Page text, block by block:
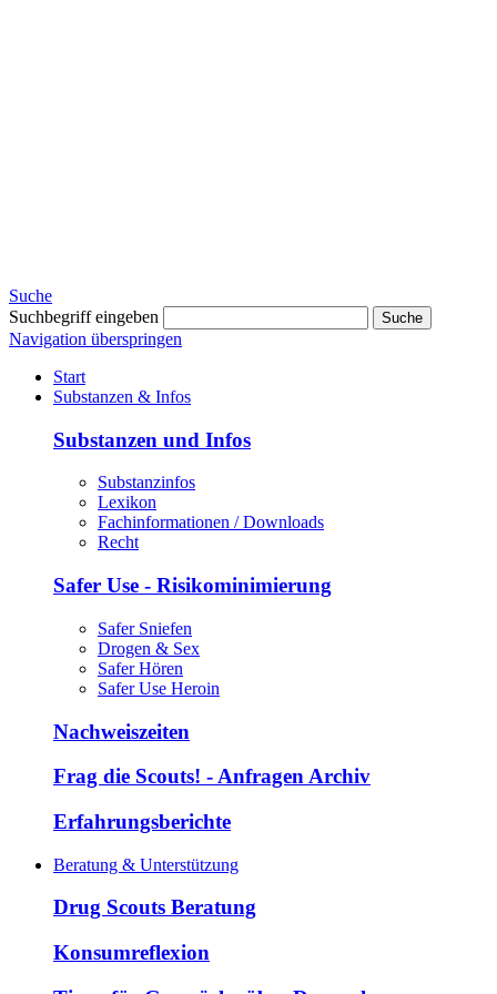
Suche
Suchbegriff eingeben
Suche
Navigation überspringen
Start
Substanzen & Infos
Substanzen und Infos
Substanzinfos
Lexikon
Fachinformationen / Downloads
Recht
Safer Use - Risikominimierung
Safer Sniefen
Drogen & Sex
Safer Hören
Safer Use Heroin
Nachweiszeiten
Frag die Scouts! - Anfragen Archiv
Erfahrungsberichte
Beratung & Unterstützung
Drug Scouts Beratung
Konsumreflexion